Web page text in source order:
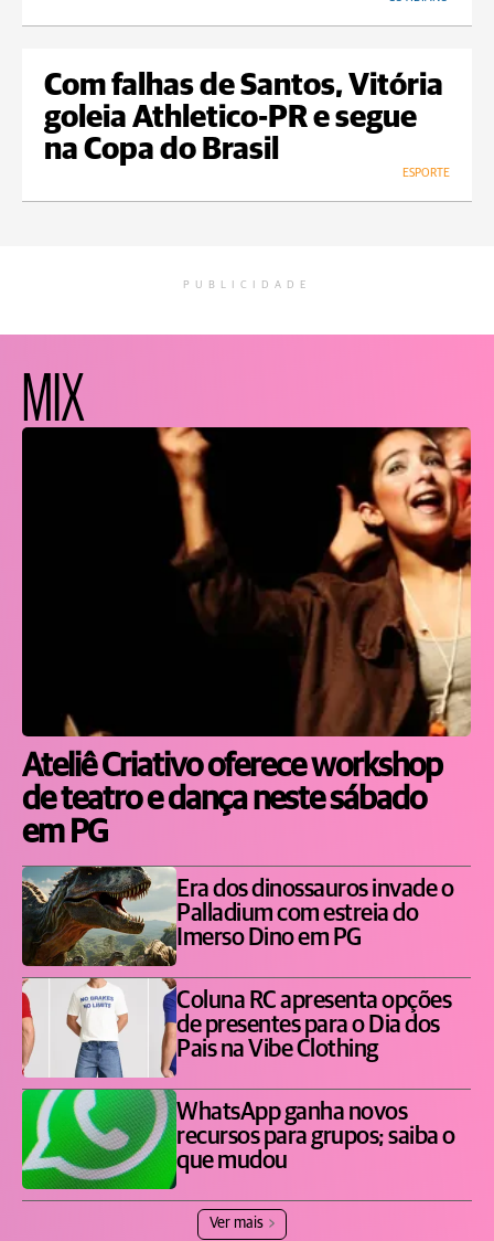
Com falhas de Santos, Vitória
goleia Athletico-PR e segue
na Copa do Brasil
ESPORTE
PUBLICIDADE
MIX
Ateliê Criativo oferece workshop
de teatro e dança neste sábado
em PG
Era dos dinossauros invade o
Palladium com estreia do
Imerso Dino em PG
Coluna RC apresenta opções
de presentes para o Dia dos
Pais na Vibe Clothing
WhatsApp ganha novos
recursos para grupos; saiba o
que mudou
Ver mais